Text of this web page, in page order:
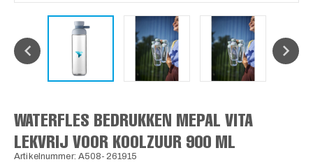
WATERFLES BEDRUKKEN MEPAL VITA
LEKVRIJ VOOR KOOLZUUR 900 ML
Artikelnummer: A508-261915